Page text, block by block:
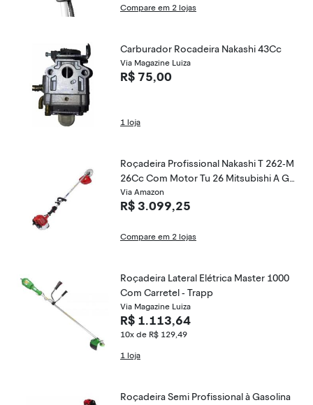
Compare em 2 lojas
Carburador Rocadeira Nakashi 43Cc
Via Magazine Luiza
R$ 75,00
1 loja
Roçadeira Profissional Nakashi T 262-M
26Cc Com Motor Tu 26 Mitsubishi A Ga
solina
Via Amazon
R$ 3.099,25
Compare em 2 lojas
Roçadeira Lateral Elétrica Master 1000
Com Carretel - Trapp
Via Magazine Luiza
R$ 1.113,64
10x de R$ 129,49
1 loja
Roçadeira Semi Profissional à Gasolina